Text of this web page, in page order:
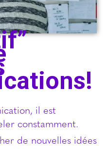
il est
constamment.
de nouvelles idées